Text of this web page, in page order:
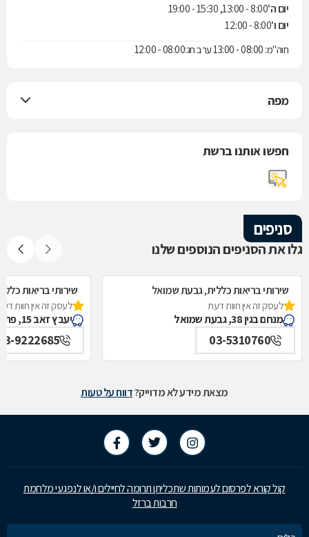
יום ה'8:00 - 13:00, 15:30 - 19:00
יום ו'8:00 - 12:00
חוה"מ: 08:00 - 13:00 ערב חג:08:00 - 12:00
מפה
חפשו אותנו ברשת
סניפים
גלו את הסניפים הנוספים שלנו
שירותי בריאות כללית, גבעת שמואל
לעסק זה אין חוות דעת
מנחם בגין 38, גבעת שמואל
03-5310760
שירותי בריאות
לעסק זה אין חוות
יעבץ זאב 15, פתח תקווה
9222685
מצאת מידע לא מדוייק?דווח על טעות
קול קורא לפרסום לעמותות שתכליתן תרומה לחיילים ו/או לנפגעי מלחמת
חרבות ברזל